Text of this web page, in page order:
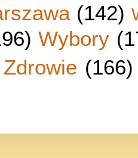
(142)
Wybory
Zdrowie (166)